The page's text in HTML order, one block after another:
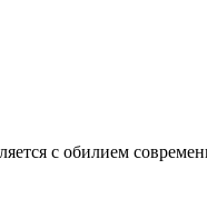
с обилием